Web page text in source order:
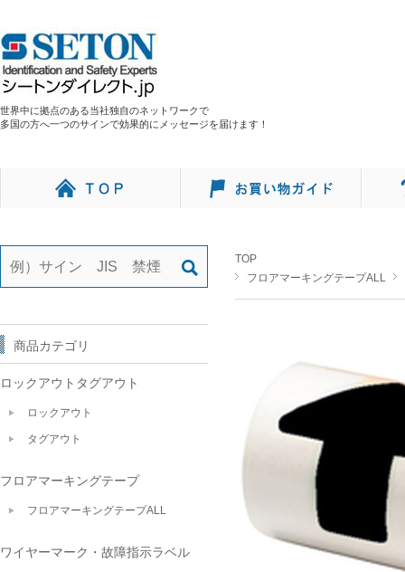
世界中に拠点のある当社独自のネットワークで
多国の方へ一つのサインで効果的にメッセージを届けます！
TOP
フロアマーキングテープALL
商品カテゴリ
ロックアウトタグアウト
ロックアウト
タグアウト
フロアマーキングテープ
フロアマーキングテープALL
ワイヤーマーク・故障指示ラベル